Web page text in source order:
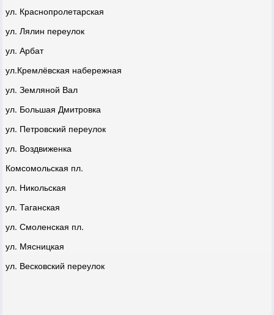
ул. Краснопролетарская
ул. Лялин переулок
ул. Арбат
ул.Кремлёвская набережная
ул. Земляной Вал
ул. Большая Дмитровка
ул. Петровский переулок
ул. Воздвиженка
Комсомольская пл.
ул. Никольская
ул. Таганская
ул. Смоленская пл.
ул. Мясницкая
ул. Весковский переулок